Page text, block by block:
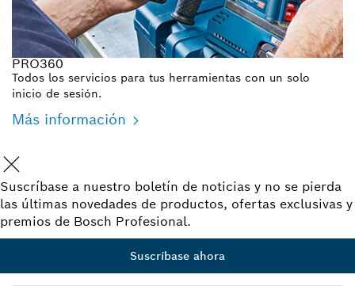
PRO360
Todos los servicios para tus herramientas con un solo
inicio de sesión.
Más información
Suscríbase a nuestro boletín de noticias y no se pierda
las últimas novedades de productos, ofertas exclusivas y
premios de Bosch Profesional.
Suscríbase ahora